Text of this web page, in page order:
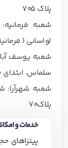
پلاک 705
شعبه فرمانیه:
لواسانی (
شعبه یوسف
سلماس، ابتدای
پلاک70
خدمات و
پیتزاهای